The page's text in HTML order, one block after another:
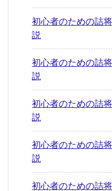
初心者のための
説
初心者のための
説
初心者のための
説
初心者のための詰
説
初心者のための